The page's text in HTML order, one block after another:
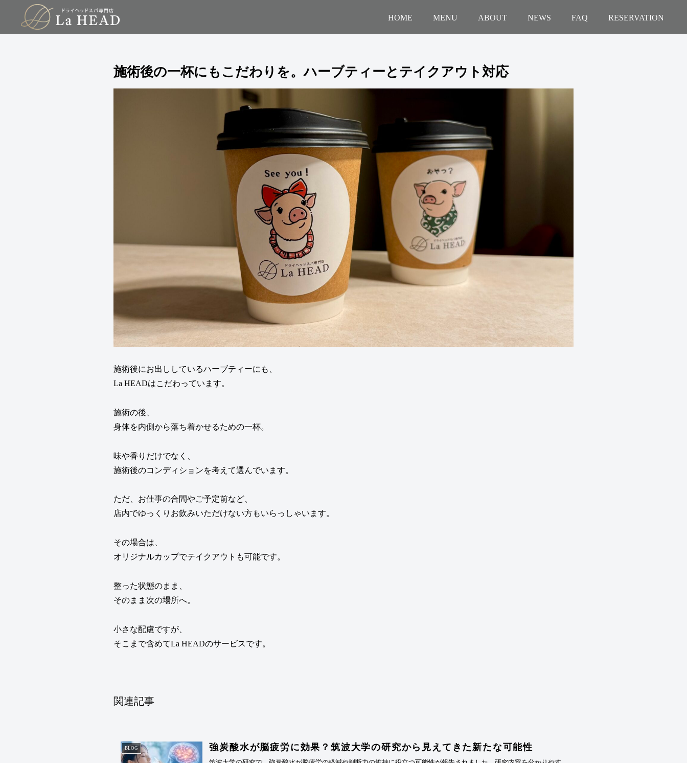
HOME MENU ABOUT NEWS FAQ RESERVATION
施術後の一杯にもこだわりを。ハーブティーとテイクアウト対応
施術後にお出ししているハーブティーにも、
La HEADはこだわっています。
施術の後、
身体を内側から落ち着かせるための一杯。
味や香りだけでなく、
施術後のコンディションを考えて選んでいます。
ただ、お仕事の合間やご予定前など、
店内でゆっくりお飲みいただけない方もいらっしゃいます。
その場合は、
オリジナルカップでテイクアウトも可能です。
整った状態のまま、
そのまま次の場所へ。
小さな配慮ですが、
そこまで含めてLa HEADのサービスです。
関連記事
BLOG 強炭酸水が脳疲労に効果？筑波大学の研究から見えてきた新たな可能性